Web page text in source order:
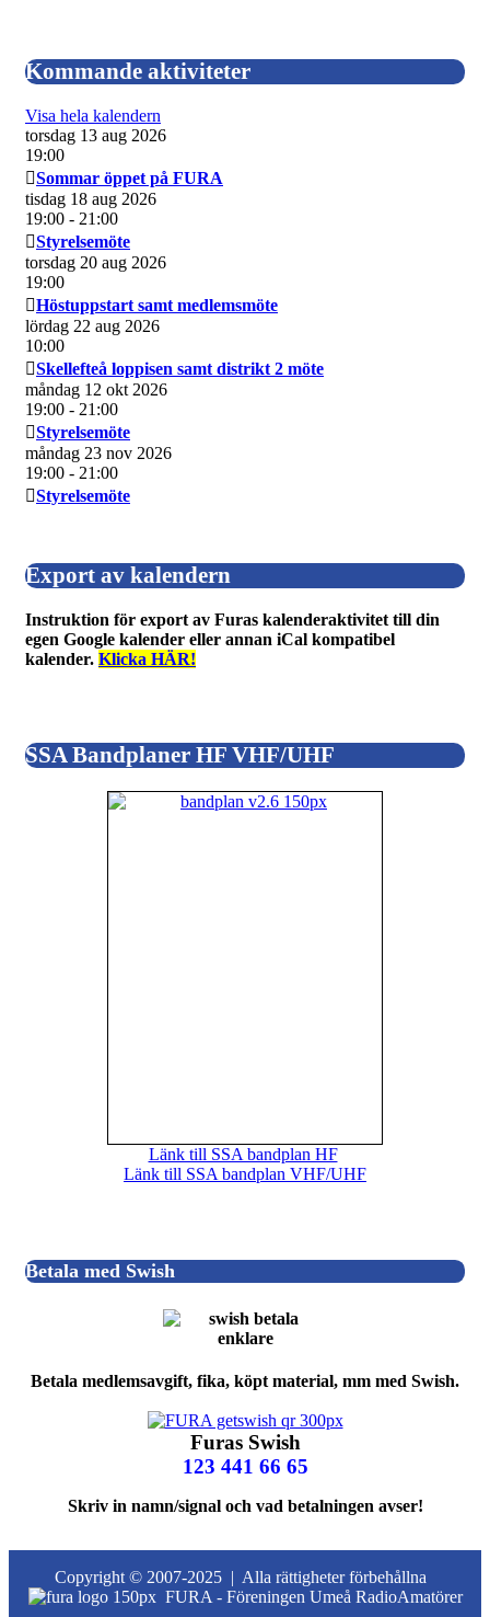
Kommande aktiviteter
Visa hela kalendern
torsdag 13 aug 2026
19:00
Sommar öppet på FURA
tisdag 18 aug 2026
19:00 - 21:00
Styrelsemöte
torsdag 20 aug 2026
19:00
Höstuppstart samt medlemsmöte
lördag 22 aug 2026
10:00
Skellefteå loppisen samt distrikt 2 möte
måndag 12 okt 2026
19:00 - 21:00
Styrelsemöte
måndag 23 nov 2026
19:00 - 21:00
Styrelsemöte
Export av kalendern
Instruktion för export av Furas kalenderaktivitet till din
egen Google kalender eller annan iCal kompatibel
kalender. Klicka HÄR!
SSA Bandplaner HF VHF/UHF
Länk till SSA bandplan HF
Länk till SSA bandplan VHF/UHF
Betala med Swish
Betala medlemsavgift, fika, köpt material, mm med Swish.
Furas Swish
123 441 66 65
Skriv in namn/signal och vad betalningen avser!
Copyright © 2007-2025 | Alla rättigheter förbehållna
FURA - Föreningen Umeå RadioAmatörer